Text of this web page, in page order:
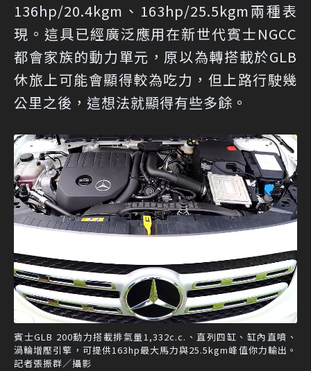
136hp/20.4kgm、163hp/25.5kgm兩種表
現。這具已經廣泛應用在新世代賓士NGCC
都會家族的動力單元，原以為轉搭載於GLB
休旅上可能會顯得較為吃力，但上路行駛幾
公里之後，這想法就顯得有些多餘。
賓士GLB 200動力搭載排氣量1,332c.c.、直列四缸、缸內直噴、
渦輪增壓引擎，可提供163hp最大馬力與25.5kgm峰值你力輸出。
記者張振群／攝影